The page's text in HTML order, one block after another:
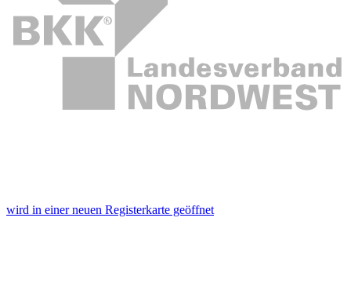
wird in einer neuen Registerkarte geöffnet